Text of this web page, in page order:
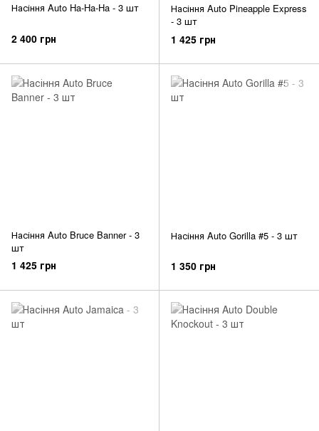
Насіння Auto Ha-Ha-Ha - 3 шт
2 400 грн
Насіння Auto Pineapple Express
- 3 шт
1 425 грн
Насіння Auto Bruce Banner - 3
шт
1 425 грн
Насіння Auto Gorilla #5 - 3 шт
1 350 грн